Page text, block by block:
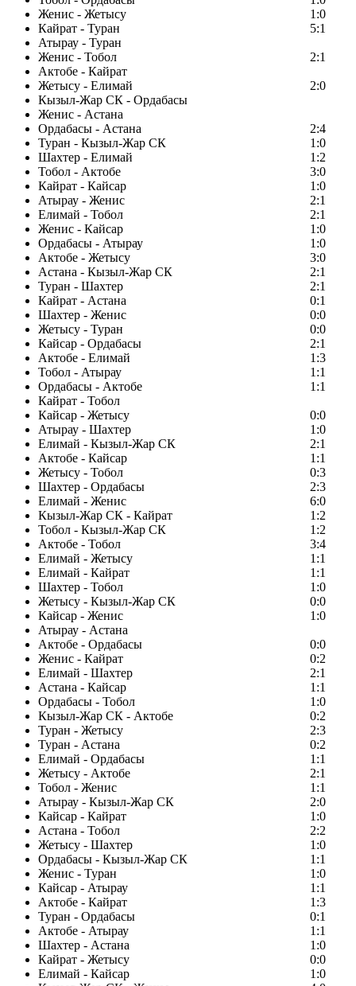
Женис - Жетысу
1:0
Кайрат - Туран
5:1
Атырау - Туран
Женис - Тобол
2:1
Актобе - Кайрат
Жетысу - Елимай
2:0
Кызыл-Жар СК - Ордабасы
Женис - Астана
Ордабасы - Астана
2:4
Туран - Кызыл-Жар СК
1:0
Шахтер - Елимай
1:2
Тобол - Актобе
3:0
Кайрат - Кайсар
1:0
Атырау - Женис
2:1
Елимай - Тобол
2:1
Женис - Кайсар
1:0
Ордабасы - Атырау
1:0
Актобе - Жетысу
3:0
Астана - Кызыл-Жар СК
2:1
Туран - Шахтер
2:1
Кайрат - Астана
0:1
Шахтер - Женис
0:0
Жетысу - Туран
0:0
Кайсар - Ордабасы
2:1
Актобе - Елимай
1:3
Тобол - Атырау
1:1
Ордабасы - Актобе
1:1
Кайрат - Тобол
Кайсар - Жетысу
0:0
Атырау - Шахтер
1:0
Елимай - Кызыл-Жар СК
2:1
Актобе - Кайсар
1:1
Жетысу - Тобол
0:3
Шахтер - Ордабасы
2:3
Елимай - Женис
6:0
Кызыл-Жар СК - Кайрат
1:2
Тобол - Кызыл-Жар СК
1:2
Актобе - Тобол
3:4
Елимай - Жетысу
1:1
Елимай - Кайрат
1:1
Шахтер - Тобол
1:0
Жетысу - Кызыл-Жар СК
0:0
Кайсар - Женис
1:0
Атырау - Астана
Актобе - Ордабасы
0:0
Женис - Кайрат
0:2
Елимай - Шахтер
2:1
Астана - Кайсар
1:1
Ордабасы - Тобол
1:0
Кызыл-Жар СК - Актобе
0:2
Туран - Жетысу
2:3
Туран - Астана
0:2
Елимай - Ордабасы
1:1
Жетысу - Актобе
2:1
Тобол - Женис
1:1
Атырау - Кызыл-Жар СК
2:0
Кайсар - Кайрат
1:0
Астана - Тобол
2:2
Жетысу - Шахтер
1:0
Ордабасы - Кызыл-Жар СК
1:1
Женис - Туран
1:0
Кайсар - Атырау
1:1
Актобе - Кайрат
1:3
Туран - Ордабасы
0:1
Актобе - Атырау
1:1
Шахтер - Астана
1:0
Кайрат - Жетысу
0:0
Елимай - Кайсар
1:0